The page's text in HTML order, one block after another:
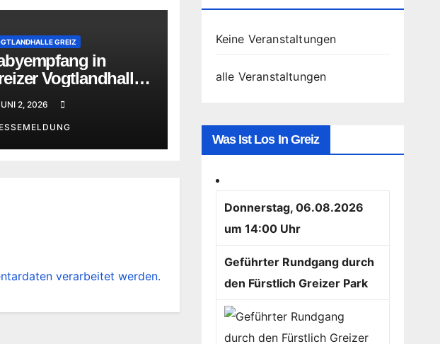
GREIZ
in
Vogtlandhalle
2, 2026
verarbeitet werden.
Keine Veranstaltungen
alle Veranstaltungen
Was Ist Los In Greiz
Donnerstag, 06.08.2026
um 14:00 Uhr
Geführter Rundgang durch
den Fürstlich Greizer Park